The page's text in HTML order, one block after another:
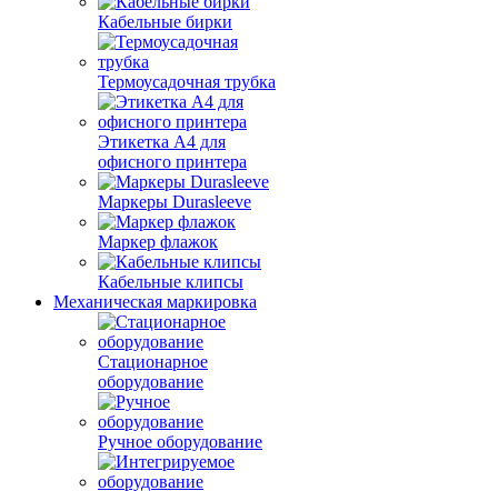
Кабельные бирки
Термоусадочная трубка
Этикетка А4 для
офисного принтера
Маркеры Durasleeve
Маркер флажок
Кабельные клипсы
Механическая маркировка
Стационарное
оборудование
Ручное оборудование